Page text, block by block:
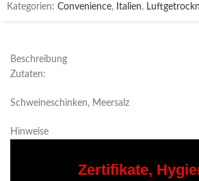
Kategorien: Convenience, Italien,
Beschreibung
Zutaten:
Schweineschinken, Meersalz
Hinweise
Zertifikate,